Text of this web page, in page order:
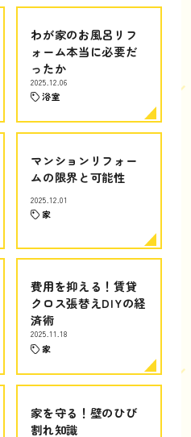
わが家のお風呂リフ
ォーム本当に必要だ
ったか
2025.12.06
浴室
マンションリフォー
ムの限界と可能性
2025.12.01
家
費用を抑える！賃貸
クロス張替えDIYの経
済術
2025.11.18
家
家を守る！壁のひび
割れ知識